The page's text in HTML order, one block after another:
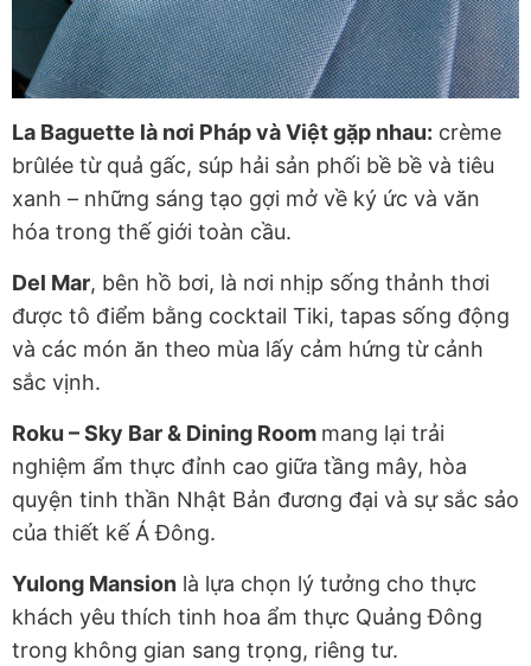
La Baguette là nơi Pháp và Việt gặp nhau: crème
brûlée từ quả gấc, súp hải sản phối bề bề và tiêu
xanh – những sáng tạo gợi mở về ký ức và văn
hóa trong thế giới toàn cầu.
Del Mar, bên hồ bơi, là nơi nhịp sống thảnh thơi
được tô điểm bằng cocktail Tiki, tapas sống động
và các món ăn theo mùa lấy cảm hứng từ cảnh
sắc vịnh.
Roku – Sky Bar & Dining Room mang lại trải
nghiệm ẩm thực đỉnh cao giữa tầng mây, hòa
quyện tinh thần Nhật Bản đương đại và sự sắc sảo
của thiết kế Á Đông.
Yulong Mansion là lựa chọn lý tưởng cho thực
khách yêu thích tinh hoa ẩm thực Quảng Đông
trong không gian sang trọng, riêng tư.